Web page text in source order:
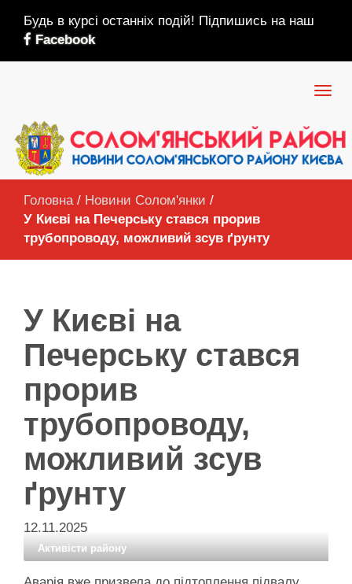
Будь в курсі останніх подій! Підпишись на наш
Facebook
Головна / Новини Солом'янки /
У Києві на Печерську стався прорив
трубопроводу, можливий зсув ґрунту
У Києві на
Печерську стався
прорив
трубопроводу,
можливий зсув
ґрунту
12.11.2025
Активісти району